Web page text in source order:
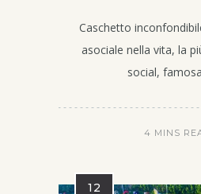
Caschetto
asociale nella vita, la
social,
4 MINS
12